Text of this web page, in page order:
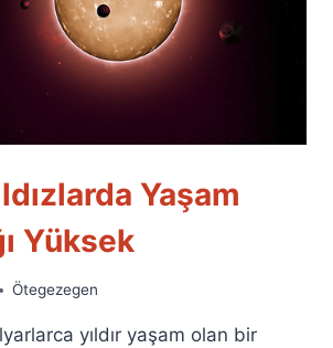
Yaşam
Yüksek
Ötegezegen
yıldır yaşam olan bir